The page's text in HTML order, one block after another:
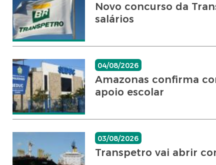
Novo concurso da
salários
04/08/2026
Amazonas confirma
apoio escolar
03/08/2026
Transpetro vai abrir